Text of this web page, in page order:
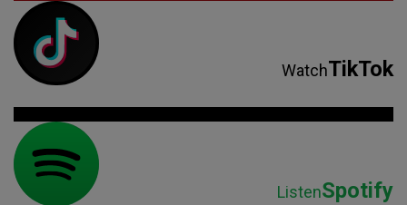
WatchTikTok
ListenSpotify